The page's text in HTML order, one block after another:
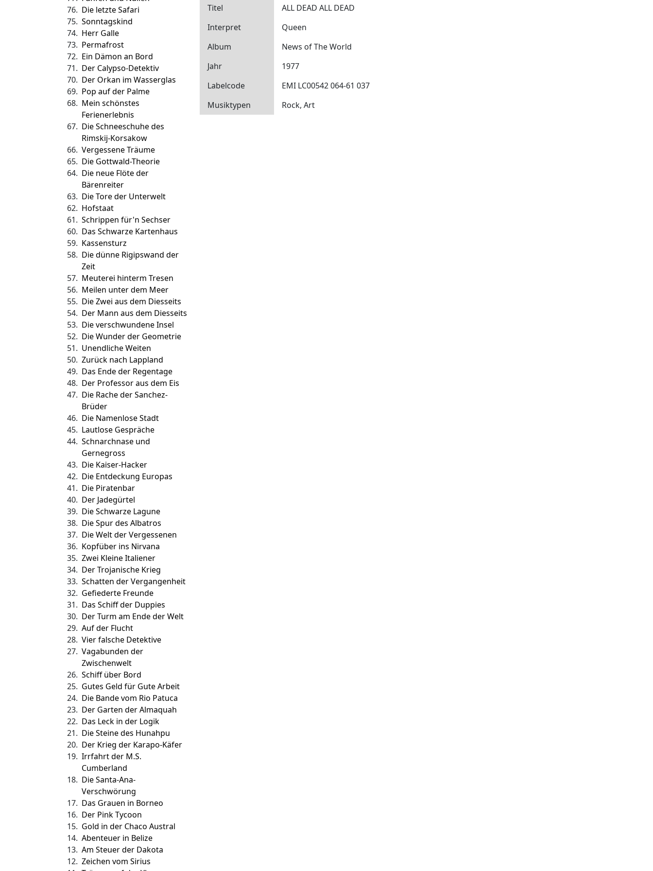
76. Die letzte Safari
75. Sonntagskind
74. Herr Galle
73. Permafrost
72. Ein Dämon an Bord
71. Der Calypso-Detektiv
70. Der Orkan im Wasserglas
69. Pop auf der Palme
68. Mein schönstes
Ferienerlebnis
67. Die Schneeschuhe des
Rimskij-Korsakow
66. Vergessene Träume
65. Die Gottwald-Theorie
64. Die neue Flöte der
Bärenreiter
63. Die Tore der Unterwelt
62. Hofstaat
61. Schrippen für'n Sechser
60. Das Schwarze Kartenhaus
59. Kassensturz
58. Die dünne Rigipswand der
Zeit
57. Meuterei hinterm Tresen
56. Meilen unter dem Meer
55. Die Zwei aus dem Diesseits
54. Der Mann aus dem Diesseits
53. Die verschwundene Insel
52. Die Wunder der Geometrie
51. Unendliche Weiten
50. Zurück nach Lappland
49. Das Ende der Regentage
48. Der Professor aus dem Eis
47. Die Rache der Sanchez-
Brüder
46. Die Namenlose Stadt
45. Lautlose Gespräche
44. Schnarchnase und
Gernegross
43. Die Kaiser-Hacker
42. Die Entdeckung Europas
41. Die Piratenbar
40. Der Jadegürtel
39. Die Schwarze Lagune
38. Die Spur des Albatros
37. Die Welt der Vergessenen
36. Kopfüber ins Nirvana
35. Zwei Kleine Italiener
34. Der Trojanische Krieg
33. Schatten der Vergangenheit
32. Gefiederte Freunde
31. Das Schiff der Duppies
30. Der Turm am Ende der Welt
29. Auf der Flucht
28. Vier falsche Detektive
27. Vagabunden der
Zwischenwelt
26. Schiff über Bord
25. Gutes Geld für Gute Arbeit
24. Die Bande vom Rio Patuca
23. Der Garten der Almaquah
22. Das Leck in der Logik
21. Die Steine des Hunahpu
20. Der Krieg der Karapo-Käfer
19. Irrfahrt der M.S.
Cumberland
18. Die Santa-Ana-
Verschwörung
17. Das Grauen in Borneo
16. Der Pink Tycoon
15. Gold in der Chaco Austral
14. Abenteuer in Belize
13. Am Steuer der Dakota
12. Zeichen vom Sirius
Titel
ALL DEAD ALL DEAD
Interpret
Queen
Album
News of The World
Jahr
1977
Labelcode
EMI LC00542 064-61 037
Musiktypen
Rock, Art